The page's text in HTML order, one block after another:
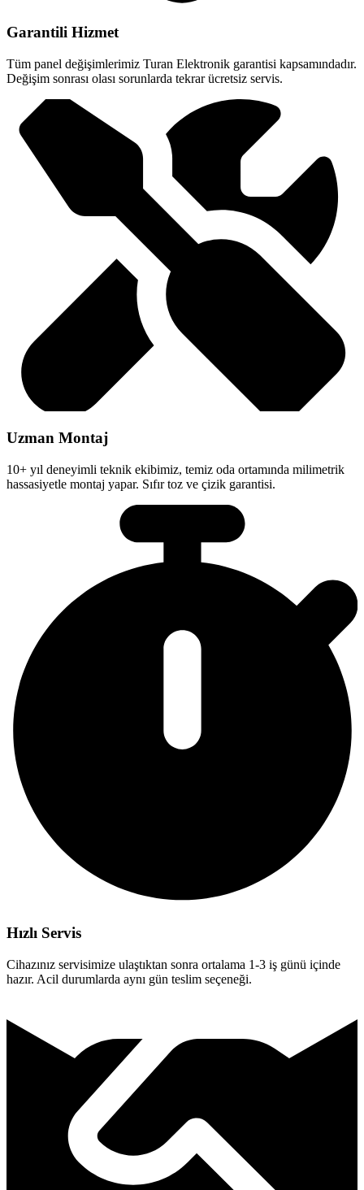
Garantili Hizmet
Tüm panel değişimlerimiz Turan Elektronik garantisi kapsamındadır.
Değişim sonrası olası sorunlarda tekrar ücretsiz servis.
Uzman Montaj
10+ yıl deneyimli teknik ekibimiz, temiz oda ortamında milimetrik
hassasiyetle montaj yapar. Sıfır toz ve çizik garantisi.
Hızlı Servis
Cihazınız servisimize ulaştıktan sonra ortalama 1-3 iş günü içinde
hazır. Acil durumlarda aynı gün teslim seçeneği.